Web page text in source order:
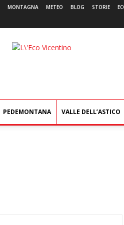
MONTAGNA METEO BLOG STORIE
L'Eco
PEDEMONTANA VALLE DELL’ASTICO